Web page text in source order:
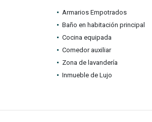
Armarios Empotrados
Baño en habitación principal
Cocina equipada
Comedor auxiliar
Zona de lavandería
Inmueble de Lujo